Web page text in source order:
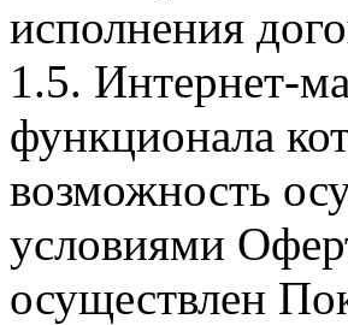
исполнения
1.5. Интернет-
функционала
возможность
условиями
осуществлен